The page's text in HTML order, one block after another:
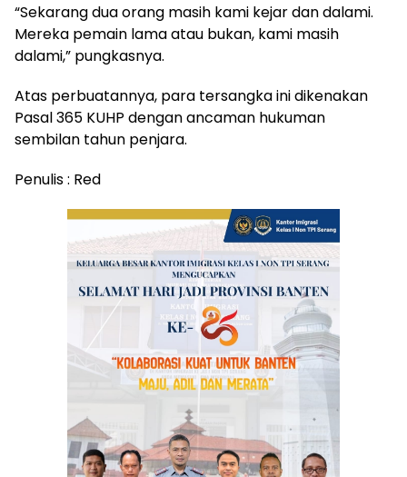
“Sekarang dua orang masih kami kejar dan dalami.
Mereka pemain lama atau bukan, kami masih
dalami,” pungkasnya.
Atas perbuatannya, para tersangka ini dikenakan
Pasal 365 KUHP dengan ancaman hukuman
sembilan tahun penjara.
Penulis : Red